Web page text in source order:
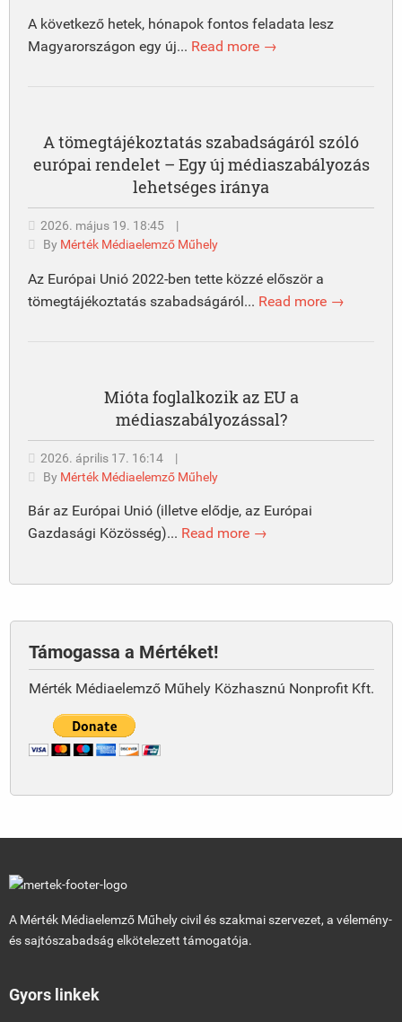
A következő hetek, hónapok fontos feladata lesz
Magyarországon egy új... Read more →
A tömegtájékoztatás szabadságáról szóló
európai rendelet – Egy új médiaszabályozás
lehetséges iránya
2026. május 19. 18:45
|
By Mérték Médiaelemző Műhely
Az Európai Unió 2022-ben tette közzé először a
tömegtájékoztatás szabadságáról... Read more →
Mióta foglalkozik az EU a
médiaszabályozással?
2026. április 17. 16:14
|
By Mérték Médiaelemző Műhely
Bár az Európai Unió (illetve elődje, az Európai
Gazdasági Közösség)... Read more →
Támogassa a Mértéket!
Mérték Médiaelemző Műhely Közhasznú Nonprofit Kft.
A Mérték Médiaelemző Műhely civil és szakmai szervezet, a vélemény-
és sajtószabadság elkötelezett támogatója.
Gyors linkek